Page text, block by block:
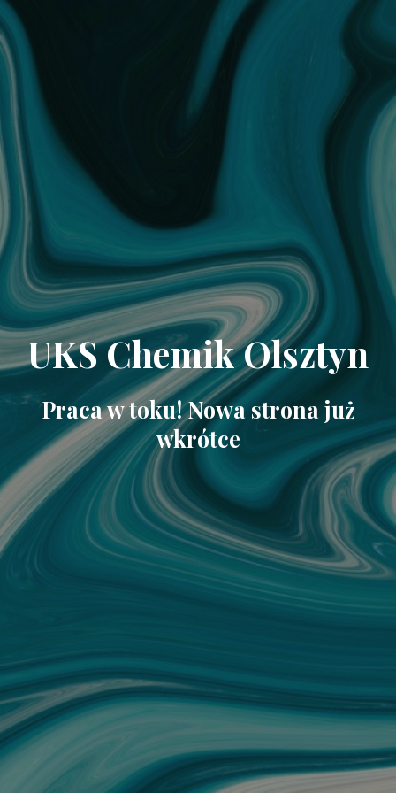
UKS Chemik Olsztyn
Praca w toku! Nowa strona już
wkrótce